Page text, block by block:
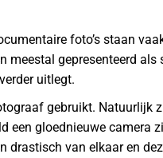
foto’s staan
meestal gepresenteerd als
uitlegt.
gebruikt. Natuurlijk
een gloednieuwe camera
drastisch van elkaar en